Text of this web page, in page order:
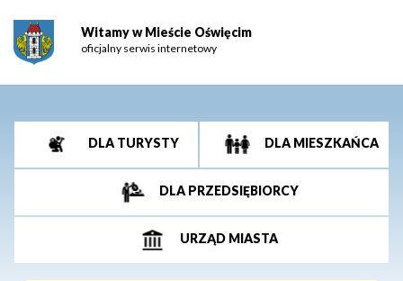
Witamy w Mieście Oświęcim
oficjalny serwis internetowy
DLA TURYSTY DLA MIESZKAŃCA
DLA PRZEDSIĘBIORCY
URZĄD MIASTA